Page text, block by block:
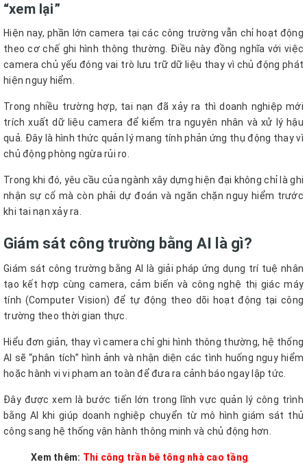
“xem lại”
Hiện nay, phần lớn camera tại các công trường vẫn chỉ hoạt động
theo cơ chế ghi hình thông thường. Điều này đồng nghĩa với việc
camera chủ yếu đóng vai trò lưu trữ dữ liệu thay vì chủ động phát
hiện nguy hiểm.
Trong nhiều trường hợp, tai nạn đã xảy ra thì doanh nghiệp mới
trích xuất dữ liệu camera để kiểm tra nguyên nhân và xử lý hậu
quả. Đây là hình thức quản lý mang tính phản ứng thụ động thay vì
chủ động phòng ngừa rủi ro.
Trong khi đó, yêu cầu của ngành xây dựng hiện đại không chỉ là ghi
nhận sự cố mà còn phải dự đoán và ngăn chặn nguy hiểm trước
khi tai nạn xảy ra.
Giám sát công trường bằng AI là gì?
Giám sát công trường bằng AI là giải pháp ứng dụng trí tuệ nhân
tạo kết hợp cùng camera, cảm biến và công nghệ thị giác máy
tính (Computer Vision) để tự động theo dõi hoạt động tại công
trường theo thời gian thực.
Hiểu đơn giản, thay vì camera chỉ ghi hình thông thường, hệ thống
AI sẽ “phân tích” hình ảnh và nhận diện các tình huống nguy hiểm
hoặc hành vi vi phạm an toàn để đưa ra cảnh báo ngay lập tức.
Đây được xem là bước tiến lớn trong lĩnh vực quản lý công trình
bằng AI khi giúp doanh nghiệp chuyển từ mô hình giám sát thủ
công sang hệ thống vận hành thông minh và chủ động hơn.
Xem thêm: Thi công trần bê tông nhà cao tầng